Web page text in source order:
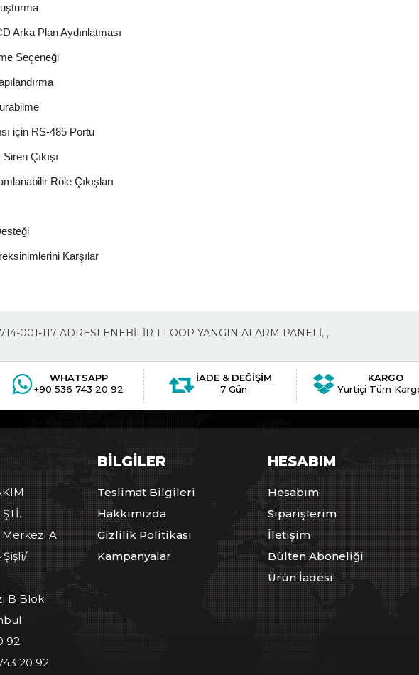
Arka Plan Aydınlatması
Seçeneği
için RS-485 Portu
Çıkışı
Röle Çıkışları
Karşılar
001-117 ADRESLENEBİLİR 1 LOOP YANGIN ALARM PANELİ, ,
WHATSAPP
+90 536 743 20 92
İADE & DEĞİŞİM
7 Gün
KARGO
Yurtiçi Tüm
A
Şişli/
B Blok
92
20 92
BILGILER
Teslimat Bilgileri
Hakkımızda
Gizlilik Politikası
Kampanyalar
HESABIM
Hesabım
Siparişlerim
İletişim
Bülten Aboneliği
Ürün İadesi